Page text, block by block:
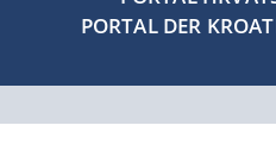
PORTAL DER